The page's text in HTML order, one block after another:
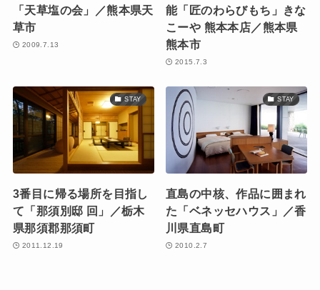
「天草塩の会」／熊本県天
草市
2009.7.13
能「匠のわらびもち」きな
こーや 熊本本店／熊本県
熊本市
2015.7.3
STAY
3番目に帰る場所を目指し
て「那須別邸 回」／栃木
県那須郡那須町
2011.12.19
STAY
直島の中核、作品に囲まれ
た「ベネッセハウス」／香
川県直島町
2010.2.7